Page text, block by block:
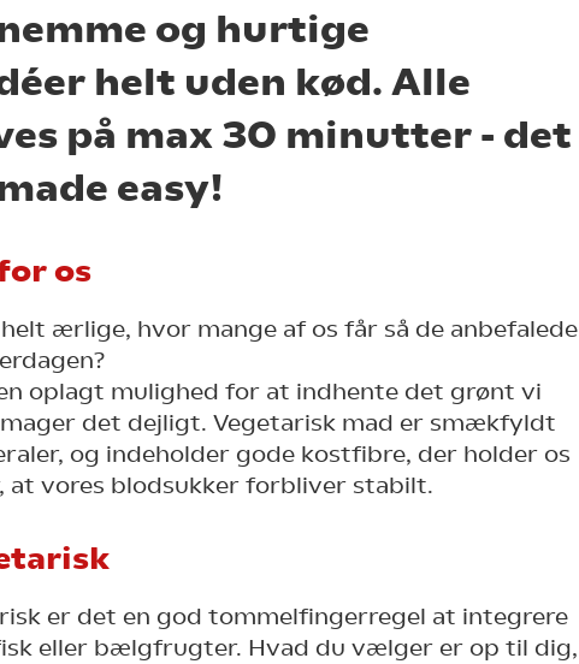
og hurtige
helt uden kød. Alle
på max 30 minutter - det
easy!
os
ærlige, hvor mange af os får så de anbefalede
oplagt mulighed for at indhente det grønt vi
det dejligt. Vegetarisk mad er smækfyldt
og indeholder gode kostfibre, der holder os
vores blodsukker forbliver stabilt.
er det en god tommelfingerregel at integrere
eller bælgfrugter. Hvad du vælger er op til dig,